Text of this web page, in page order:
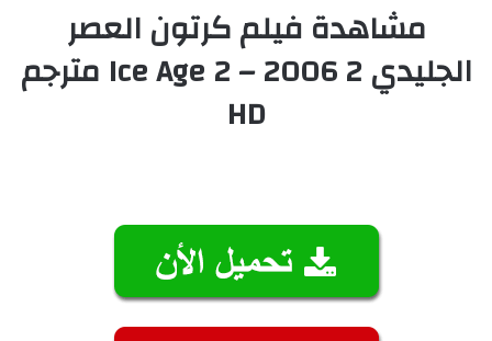
مشاهدة فيلم كرتون العصر
الجليدي 2 2006 – Ice Age 2 مترجم
HD